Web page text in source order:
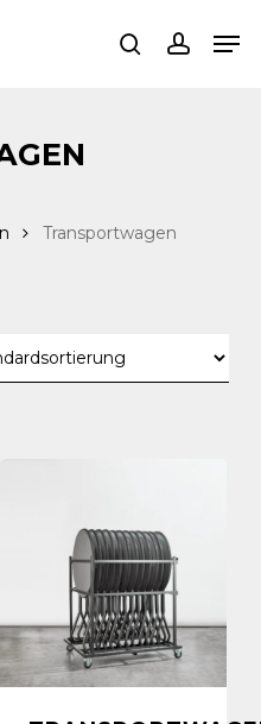
suchen Konto
Transportwagen
Filter